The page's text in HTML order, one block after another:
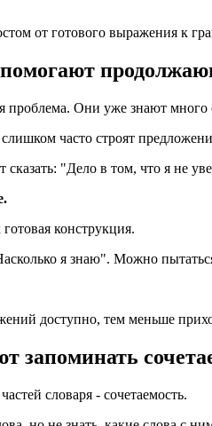
от готового выражения к
Они уже знают много
часто строят
сказать: "Дело в том, что я не
конструкция.
я знаю". Можно
доступно, тем меньше
запоминать
словаря - сочетаемость.